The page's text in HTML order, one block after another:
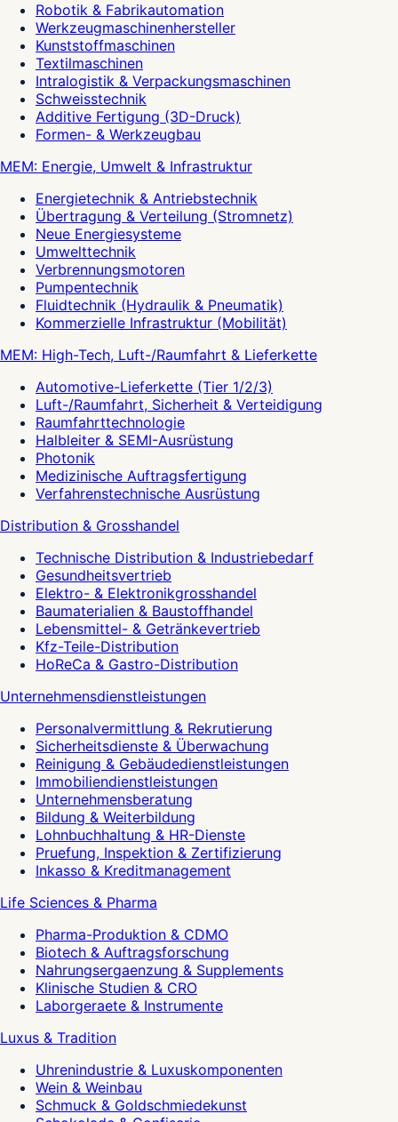
Robotik & Fabrikautomation
Werkzeugmaschinenhersteller
Kunststoffmaschinen
Textilmaschinen
Intralogistik & Verpackungsmaschinen
Schweisstechnik
Additive Fertigung (3D-Druck)
Formen- & Werkzeugbau
MEM: Energie, Umwelt & Infrastruktur
Energietechnik & Antriebstechnik
Übertragung & Verteilung (Stromnetz)
Neue Energiesysteme
Umwelttechnik
Verbrennungsmotoren
Pumpentechnik
Fluidtechnik (Hydraulik & Pneumatik)
Kommerzielle Infrastruktur (Mobilität)
MEM: High-Tech, Luft-/Raumfahrt & Lieferkette
Automotive-Lieferkette (Tier 1/2/3)
Luft-/Raumfahrt, Sicherheit & Verteidigung
Raumfahrttechnologie
Halbleiter & SEMI-Ausrüstung
Photonik
Medizinische Auftragsfertigung
Verfahrenstechnische Ausrüstung
Distribution & Grosshandel
Technische Distribution & Industriebedarf
Gesundheitsvertrieb
Elektro- & Elektronikgrosshandel
Baumaterialien & Baustoffhandel
Lebensmittel- & Getränkevertrieb
Kfz-Teile-Distribution
HoReCa & Gastro-Distribution
Unternehmensdienstleistungen
Personalvermittlung & Rekrutierung
Sicherheitsdienste & Überwachung
Reinigung & Gebäudedienstleistungen
Immobiliendienstleistungen
Unternehmensberatung
Bildung & Weiterbildung
Lohnbuchhaltung & HR-Dienste
Pruefung, Inspektion & Zertifizierung
Inkasso & Kreditmanagement
Life Sciences & Pharma
Pharma-Produktion & CDMO
Biotech & Auftragsforschung
Nahrungsergaenzung & Supplements
Klinische Studien & CRO
Laborgeraete & Instrumente
Luxus & Tradition
Uhrenindustrie & Luxuskomponenten
Wein & Weinbau
Schmuck & Goldschmiedekunst